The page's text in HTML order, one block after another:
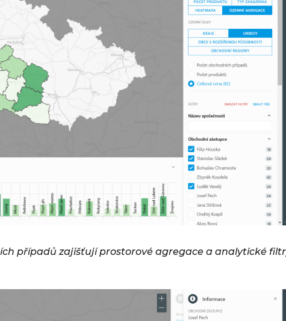
případů zajišťují prostorové agregace a analytické